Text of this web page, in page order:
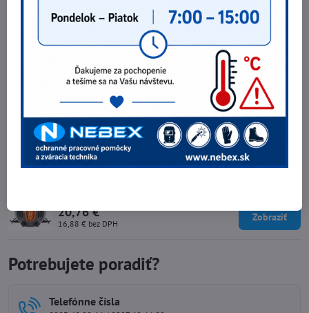
Najpredávanejšie produkty v tejto
P410 Polomaska Auckland
10,15 €
8,25 €bez DPH
Zobraziť
P418 Auck polomasková súprava
34,59 €
28,13 €bez DPH
20,76 €
16,88 € bez DPH
Zobraziť
Potrebujete poradiť?
Telefónne čísla